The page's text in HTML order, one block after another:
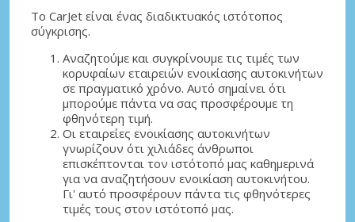
Το CarJet είναι ένας διαδικτυακός ιστότοπος
σύγκρισης.
Αναζητούμε και συγκρίνουμε τις τιμές των
κορυφαίων εταιρειών ενοικίασης αυτοκινήτων
σε πραγματικό χρόνο. Αυτό σημαίνει ότι
μπορούμε πάντα να σας προσφέρουμε τη
φθηνότερη τιμή.
Οι εταιρείες ενοικίασης αυτοκινήτων
γνωρίζουν ότι χιλιάδες άνθρωποι
επισκέπτονται τον ιστότοπό μας καθημερινά
για να αναζητήσουν ενοικίαση αυτοκινήτου.
Γι' αυτό προσφέρουν πάντα τις φθηνότερες
τιμές τους στον ιστότοπό μας.